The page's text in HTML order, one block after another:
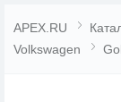
APEX.RU
Volkswagen